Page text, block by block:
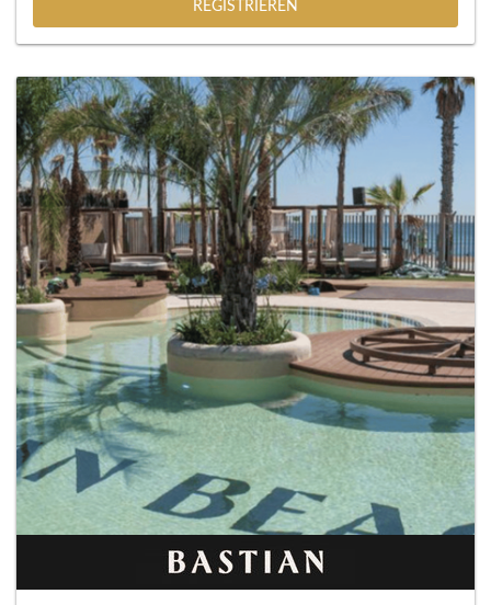
REGISTRIEREN